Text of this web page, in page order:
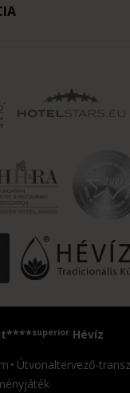
superior Hévíz
Útvonaltervező-